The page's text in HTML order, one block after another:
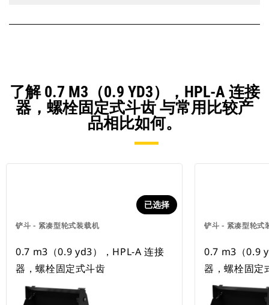
了解 0.7 M3（0.9 YD3），HPL-A 连接
器，螺栓固定式斗齿 与常用比较产
品相比如何。
铲斗 - 紧凑型轮式装载机
已选择
0.7 m3（0.9 yd3），HPL-A 连接
器，螺栓固定式斗齿
铲斗 - 紧凑型轮式
0.7 m3（0.9
器，螺栓固定